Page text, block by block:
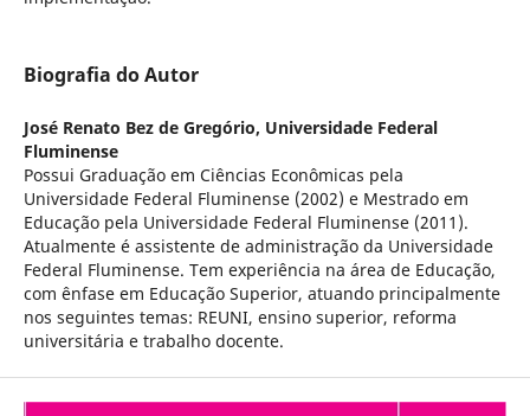
Biografia do Autor
José Renato Bez de Gregório, Universidade Federal
Fluminense
Possui Graduação em Ciências Econômicas pela
Universidade Federal Fluminense (2002) e Mestrado em
Educação pela Universidade Federal Fluminense (2011).
Atualmente é assistente de administração da Universidade
Federal Fluminense. Tem experiência na área de Educação,
com ênfase em Educação Superior, atuando principalmente
nos seguintes temas: REUNI, ensino superior, reforma
universitária e trabalho docente.